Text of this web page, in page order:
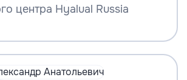
центра Hyalual Russia